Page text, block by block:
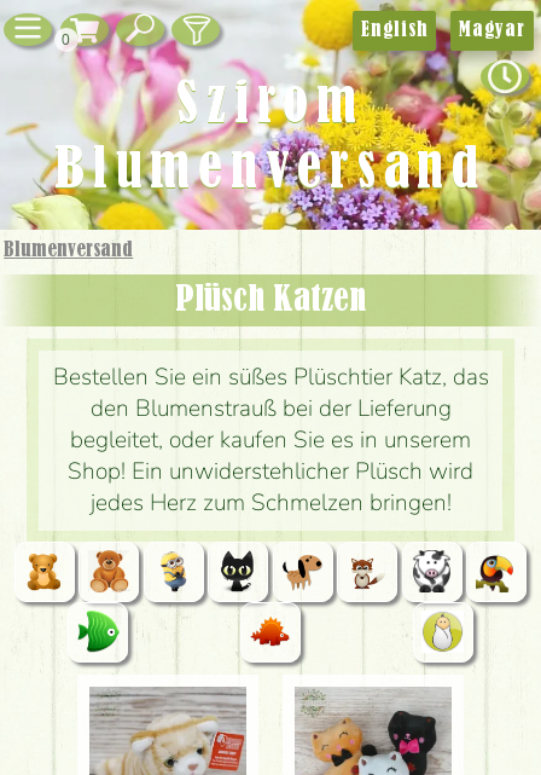
0
Blumenversand
Plüsch Katzen
Bestellen Sie ein süßes Plüschtier Katz, das
den Blumenstrauß bei der Lieferung
begleitet, oder kaufen Sie es in unserem
Shop! Ein unwiderstehlicher Plüsch wird
jedes Herz zum Schmelzen bringen!
English Magyar
Szirom
Blumenversand